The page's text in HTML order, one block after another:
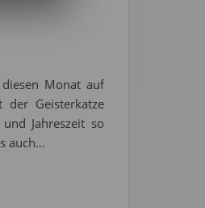
Monat auf
der Geisterkatze
Jahreszeit so
auch…